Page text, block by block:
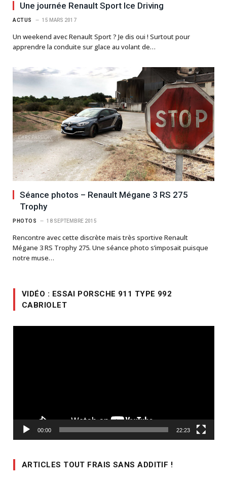
Une journée Renault Sport Ice Driving
ACTUS 15 MARS 2017
Un weekend avec Renault Sport ? Je dis oui ! Surtout pour
apprendre la conduite sur glace au volant de…
Séance photos – Renault Mégane 3 RS 275
Trophy
PHOTOS 18 SEPTEMBRE 2015
Rencontre avec cette discrète mais très sportive Renault
Mégane 3 RS Trophy 275. Une séance photo s’imposait puisque
notre muse…
VIDÉO : ESSAI PORSCHE 911 TYPE 992
CABRIOLET
00:00 22:23
ARTICLES TOUT FRAIS SANS ADDITIF !